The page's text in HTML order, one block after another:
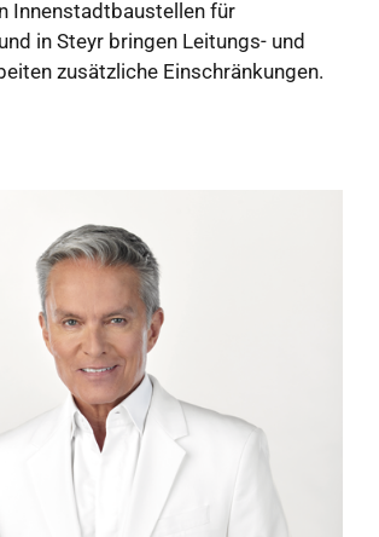
Innenstadtbaustellen für
in Steyr bringen Leitungs- und
zusätzliche Einschränkungen.